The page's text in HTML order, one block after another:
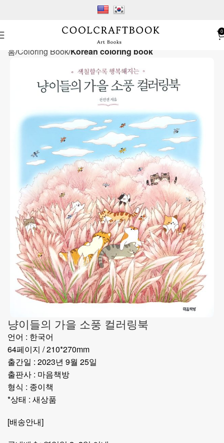
0
홈 Coloring Book Korean coloring book
냥이들의 가을 소풍 컬러링북
언어 : 한국어
64페이지 / 210*270mm
출간일 : 2023년 9월 25일
출판사 : 마음책방
형식 : 종이책
*상태 : 새상품
[배송안내]